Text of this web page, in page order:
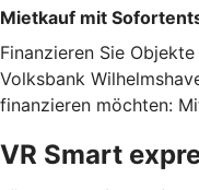
Mietkauf mit
Finanzieren Sie
Volksbank
finanzieren möchten:
VR Smart